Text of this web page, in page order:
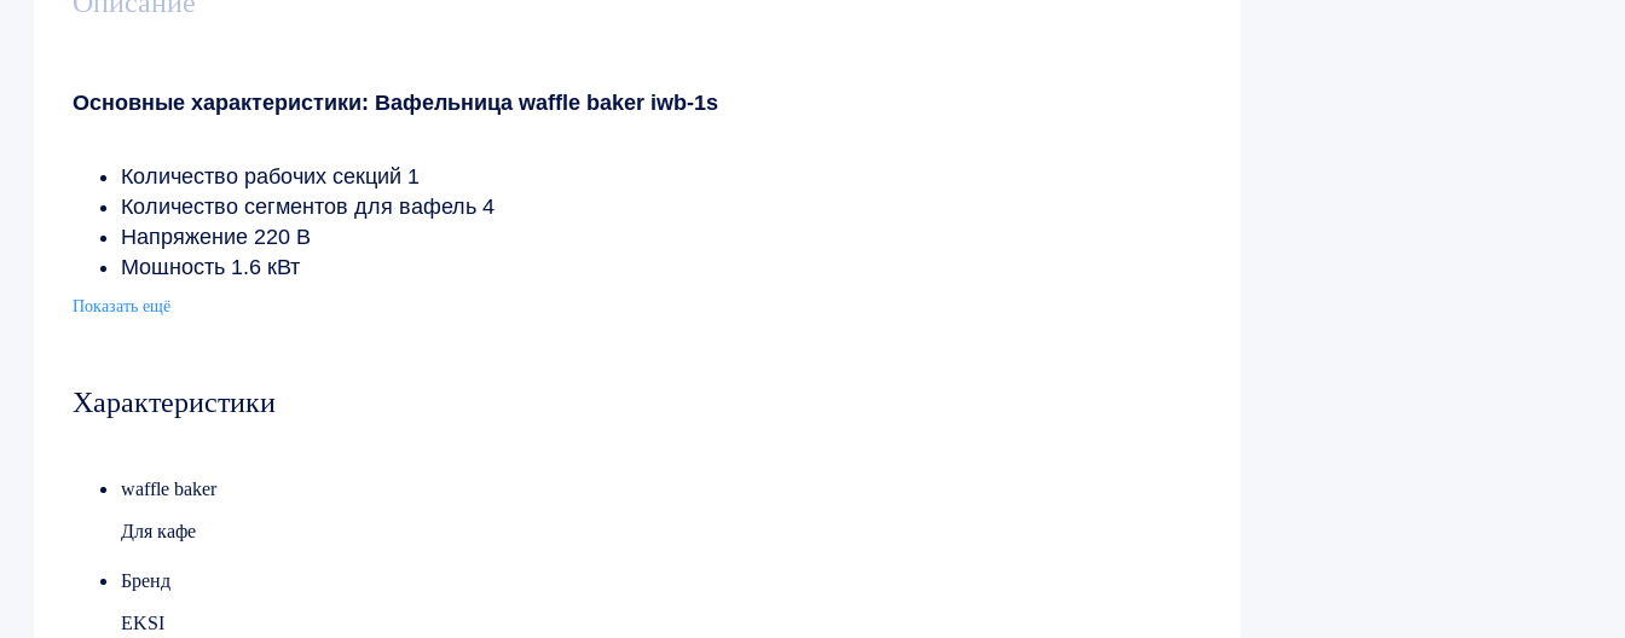
Основные характеристики: Вафельница waffle baker iwb-1s
Количество рабочих секций 1
Количество сегментов для вафель 4
Напряжение 220 В
Мощность 1.6 кВт
Ширина 300 мм
Страна производства Китай
Показать ещё
Характеристики
waffle baker
Для кафе
Бренд
EKSI